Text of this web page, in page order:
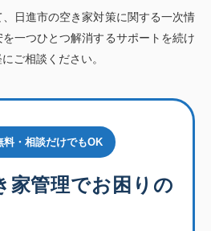
日進市の空き家対策に関する一次情
一つひとつ解消するサポートを続け
ご相談ください。
・相談だけでもOK
家管理でお困りの